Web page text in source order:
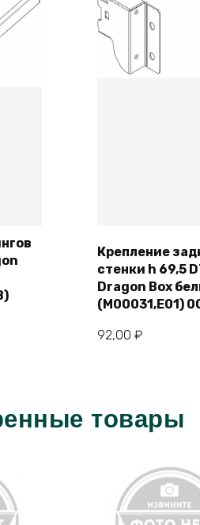
В
Крепление
стенки h 69,5
Dragon Box
(M00031,Е01)
92,00 ₽
товары